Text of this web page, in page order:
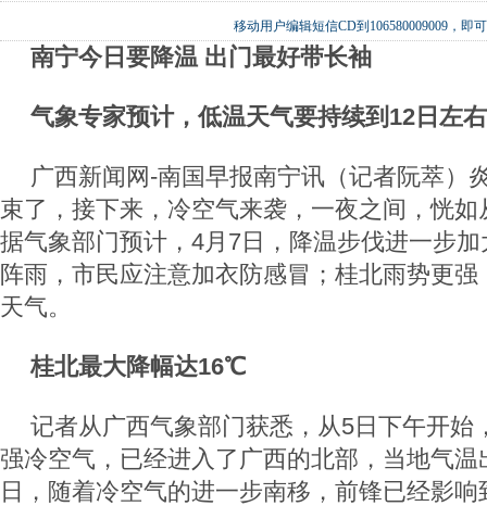
移动用户编辑短信CD到106580009009，即
南宁今日要降温 出门最好带长袖
气象专家预计，低温天气要持续到12日左右
广西新闻网-南国早报南宁讯（记者阮萃）
束了，接下来，冷空气来袭，一夜之间，恍
据气象部门预计，4月7日，降温步伐进一步
阵雨，市民应注意加衣防感冒；桂北雨势更
天气。
桂北最大降幅达16℃
记者从广西气象部门获悉，从5日下午开始
强冷空气，已经进入了广西的北部，当地气
日，随着冷空气的进一步南移，前锋已经影